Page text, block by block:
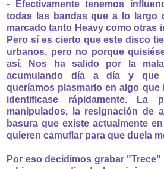
- Efectivamente tenemos
todas las bandas que a lo largo
marcado tanto Heavy como otras
Pero sí es cierto que este disco
urbanos, pero no porque
así. Nos ha salido por la
acumulando día a día y que
queríamos plasmarlo en algo que
identificase rápidamente. La
manipulados, la resignación de
basura que existe actualmente
quieren camuflar para que duela
Por eso decidimos grabar